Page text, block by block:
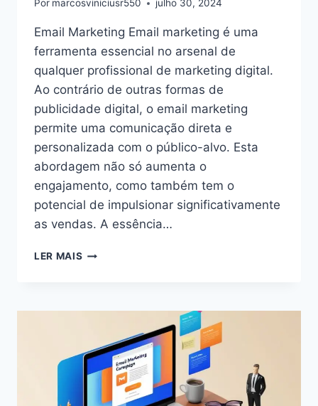
Por marcosviniciusr550 julho 30, 2024
Email Marketing Email marketing é uma
ferramenta essencial no arsenal de
qualquer profissional de marketing digital.
Ao contrário de outras formas de
publicidade digital, o email marketing
permite uma comunicação direta e
personalizada com o público-alvo. Esta
abordagem não só aumenta o
engajamento, como também tem o
potencial de impulsionar significativamente
as vendas. A essência…
LER MAIS COMO
EMAIL